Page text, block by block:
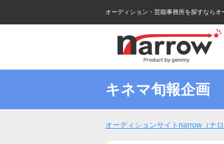
オーディション・芸能事務所を探すなら
キネマ旬報企画
オーディションサイトnarrow（ナロ